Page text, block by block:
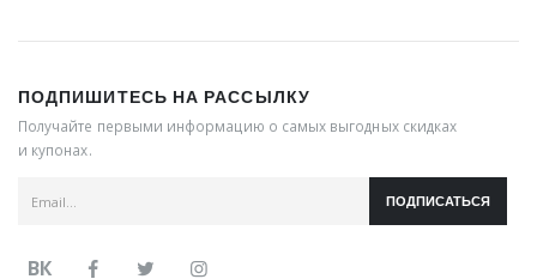
ПОДПИШИТЕСЬ НА РАССЫЛКУ
Получайте первыми информацию о самых выгодных скидках
и купонах.
ПОДПИСАТЬСЯ
ВК